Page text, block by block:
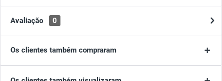
Avaliação 0
Os clientes também compraram